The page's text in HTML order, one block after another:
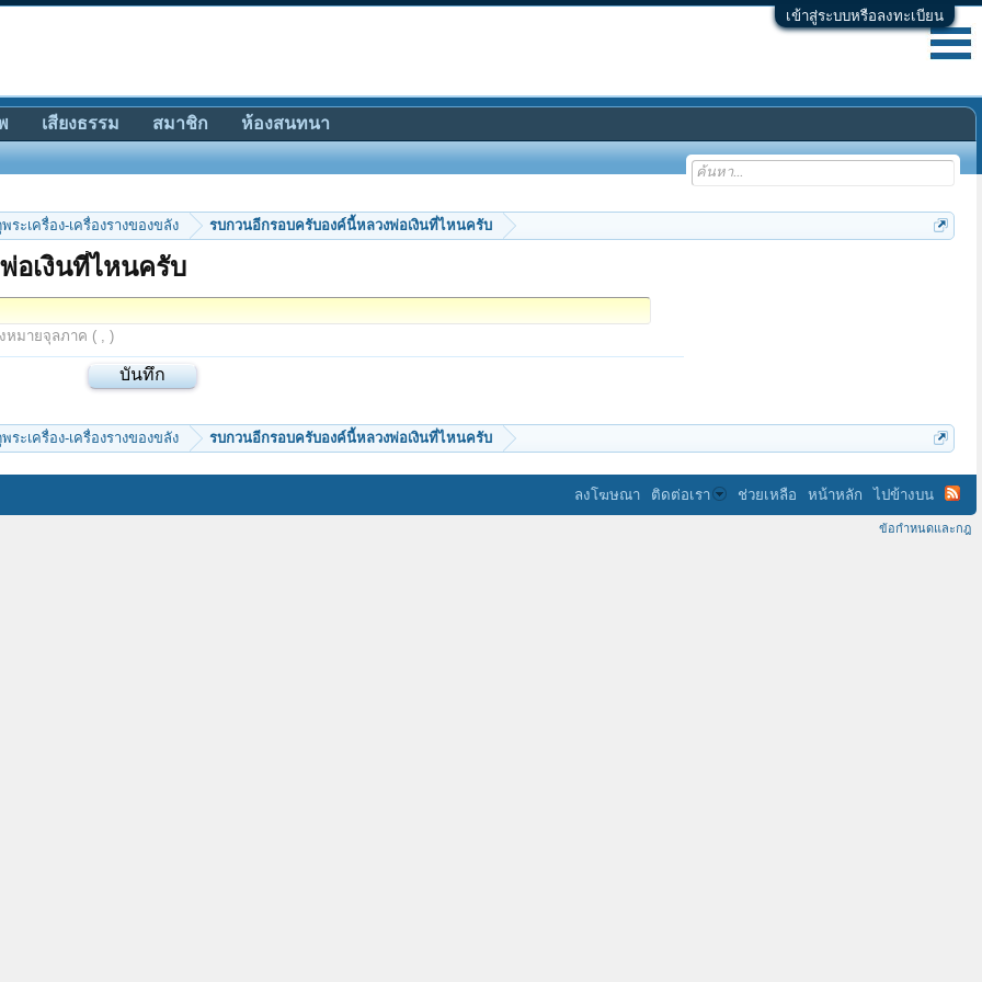
เข้าสู่ระบบหรือลงทะเบียน
ระเครื่อง-เครื่องรางของขลัง รบกวนอีกรอบครับองค์นี้หลวงพ่อเงินที่ไหนครับ
อเงินที่ไหนครับ
หมายจุลภาค ( , )
ระเครื่อง-เครื่องรางของขลัง รบกวนอีกรอบครับองค์นี้หลวงพ่อเงินที่ไหนครับ
เสียงธรรม สมาชิก ห้องสนทนา
ลงโฆษณา ติดต่อเรา ช่วยเหลือ หน้าหลัก ไปข้างบน
ข้อกำหนดและกฎ